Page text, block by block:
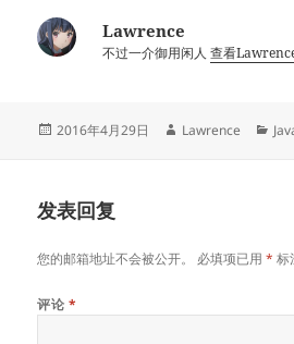
Lawrence
不过一介御用闲人查看
发
2016年4月29日
作
Lawrence
分
发表回复
您的邮箱地址不会被公开。 必填项已用* 标
评论 *